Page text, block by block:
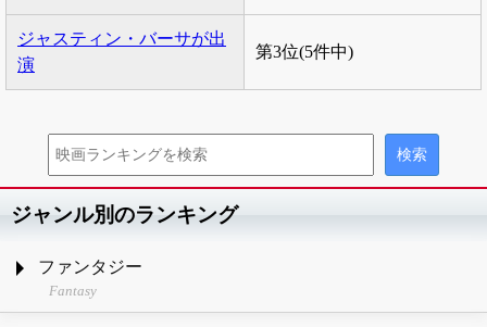
ジャスティン・バーサが出
演
第3位(5件中)
ジャンル別のランキング
ファンタジー
Fantasy